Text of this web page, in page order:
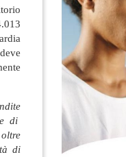
di
di